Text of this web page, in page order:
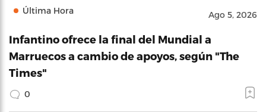
Última Hora Ago 5, 2026
Infantino ofrece la final del Mundial a
Marruecos a cambio de apoyos, según "The
Times"
0